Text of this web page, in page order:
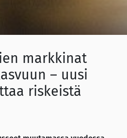
markkinat
– uusi
riskeistä